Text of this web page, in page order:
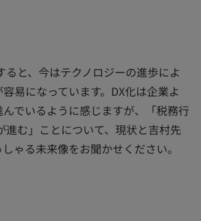
ると、今はテクノロジーの進歩によ
易になっています。DX化は企業よ
でいるように感じますが、「税務行
進む」ことについて、現状と吉村先
ゃる未来像をお聞かせください。